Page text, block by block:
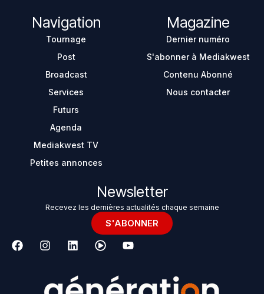
Navigation
Tournage
Post
Broadcast
Services
Futurs
Agenda
Mediakwest TV
Petites annonces
Magazine
Dernier numéro
S'abonner à Mediakwest
Contenu Abonné
Nous contacter
Newsletter
Recevez les dernières actualités chaque semaine
S'ABONNER